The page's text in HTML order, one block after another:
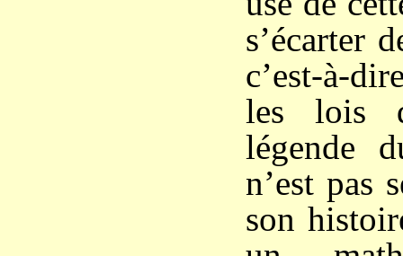
s’écarter
c’est-à-
les lois
légende
n’est pas
son